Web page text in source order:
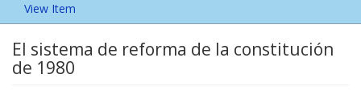
View Item
El sistema de reforma de la constitución
de 1980